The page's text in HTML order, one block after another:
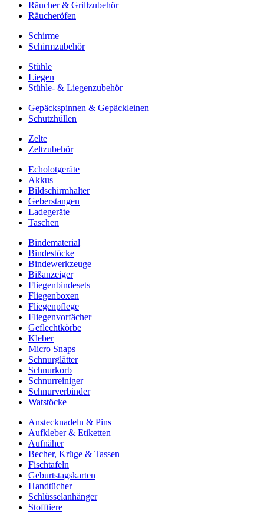
Räucher & Grillzubehör
Räucheröfen
Schirme
Schirmzubehör
Stühle
Liegen
Stühle- & Liegenzubehör
Gepäckspinnen & Gepäckleinen
Schutzhüllen
Zelte
Zeltzubehör
Echolotgeräte
Akkus
Bildschirmhalter
Geberstangen
Ladegeräte
Taschen
Bindematerial
Bindestöcke
Bindewerkzeuge
Bißanzeiger
Fliegenbindesets
Fliegenboxen
Fliegenpflege
Fliegenvorfächer
Geflechtkörbe
Kleber
Micro Snaps
Schnurglätter
Schnurkorb
Schnurreiniger
Schnurverbinder
Watstöcke
Anstecknadeln & Pins
Aufkleber & Etiketten
Aufnäher
Becher, Krüge & Tassen
Fischtafeln
Geburtstagskarten
Handtücher
Schlüsselanhänger
Stofftiere